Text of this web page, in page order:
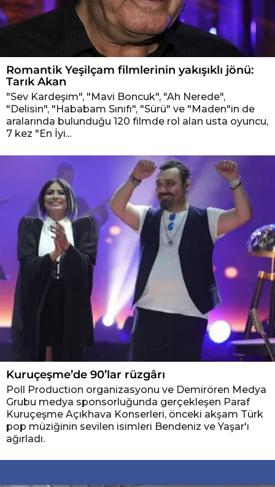
Romantik Yeşilçam filmlerinin yakışıklı jönü:
Tarık Akan
"Sev Kardeşim", "Mavi Boncuk", "Ah Nerede",
"Delisin", "Hababam Sınıfı", "Sürü" ve "Maden"in de
aralarında bulunduğu 120 filmde rol alan usta oyuncu,
7 kez "En İyi...
Kuruçeşme’de 90’lar rüzgârı
Poll Production organizasyonu ve Demirören Medya
Grubu medya sponsorluğunda gerçekleşen Paraf
Kuruçeşme Açıkhava Konserleri, önceki akşam Türk
pop müziğinin sevilen isimleri Bendeniz ve Yaşar'ı
ağırladı.